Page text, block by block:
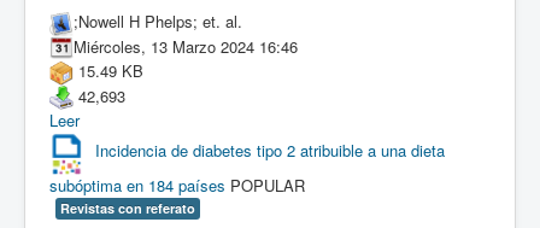
;Nowell H Phelps; et. al.
Miércoles, 13 Marzo 2024 16:46
15.49 KB
42,693
Leer
Incidencia de diabetes tipo 2 atribuible a una dieta
subóptima en 184 países POPULAR
Revistas con referato